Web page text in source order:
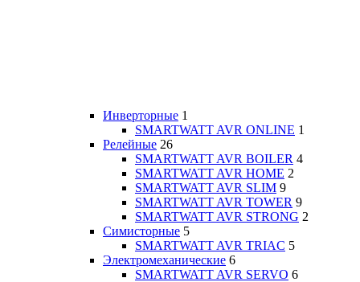
Инверторные 1
SMARTWATT AVR ONLINE 1
Релейные 26
SMARTWATT AVR BOILER 4
SMARTWATT AVR HOME 2
SMARTWATT AVR SLIM 9
SMARTWATT AVR TOWER 9
SMARTWATT AVR STRONG 2
Симисторные 5
SMARTWATT AVR TRIAC 5
Электромеханические 6
SMARTWATT AVR SERVO 6